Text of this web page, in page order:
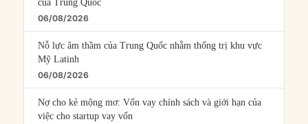
của Trung Quốc
06/08/2026
Nỗ lực âm thầm của Trung Quốc nhằm thống trị khu vực
Mỹ Latinh
06/08/2026
Nợ cho kẻ mộng mơ: Vốn vay chính sách và giới hạn của
việc cho startup vay vốn